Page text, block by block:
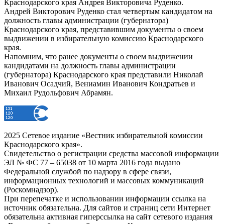
Краснодарского края Андрея Викторовича Руденко.
Андрей Викторович Руденко стал четвертым кандидатом на
должность главы администрации (губернатора)
Краснодарского края, представившим документы о своем
выдвижении в избирательную комиссию Краснодарского
края.
Напомним, что ранее документы о своем выдвижении
кандидатами на должность главы администрации
(губернатора) Краснодарского края представили Николай
Иванович Осадчий, Вениамин Иванович Кондратьев и
Михаил Рудольфович Абрамян.
2025 Сетевое издание «Вестник избирательной комиссии
Краснодарского края».
Свидетельство о регистрации средства массовой информации
ЭЛ № ФС 77 – 65038 от 10 марта 2016 года выдано
Федеральной службой по надзору в сфере связи,
информационных технологий и массовых коммуникаций
(Роскомнадзор).
При перепечатке и использовании информации ссылка на
источник обязательна. Для сайтов и страниц сети Интернет
обязательна активная гиперссылка на сайт сетевого издания